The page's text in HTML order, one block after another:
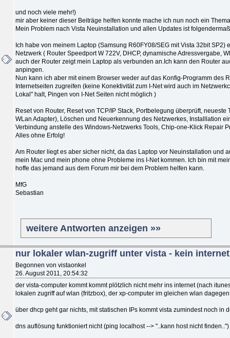
und noch viele mehr!)
mir aber keiner dieser Beiträge helfen konnte mache ich nun noch ein
Mein Problem nach Vista Neuinstallation und allen Updates ist
Ich habe von meinem Laptop (Samsung R60FY08/SEG mit Vista 32bit SP2)
Netzwerk ( Router Speedport W 722V, DHCP, dynamische Adressvergabe,
auch der Router zeigt mein Laptop als verbunden an.Ich kann den Router
anpingen.
Nun kann ich aber mit einem Browser weder auf das Konfig-Programm des
Internetseiten zugreifen (keine Konektivität zum I-Net wird auch im
Lokal" halt, Pingen von I-Net Seiten nicht möglich )
Reset von Router, Reset von TCP/IP Stack, Portbelegung überprüft, neueste
WLan Adapter), Löschen und Neuerkennung des Netzwerkes, Installlation
Verbindung anstelle des Windows-Netzwerks Tools, Chip-one-Klick Repair
Alles ohne Erfolg!
Am Router liegt es aber sicher nicht, da das Laptop vor Neuinstallation und
mein Mac und mein phone ohne Probleme ins I-Net kommen. Ich bin mit
hoffe das jemand aus dem Forum mir bei dem Problem helfen kann.
MfG
Sebastian
weitere Antworten anzeigen »»
nur lokaler wlan-zugriff unter vista - kein internet
Begonnen von vistaonkel
26. August 2011, 20:54:32
der vista-computer kommt kommt plötzlich nicht mehr ins internet (nach
lokalen zugriff auf wlan (fritzbox), der xp-computer im gleichen wlan
über dhcp geht gar nichts, mit statischen IPs kommt vista zumindest noch in
dns auflösung funktioniert nicht (ping localhost --> "..kann host nicht finden..")